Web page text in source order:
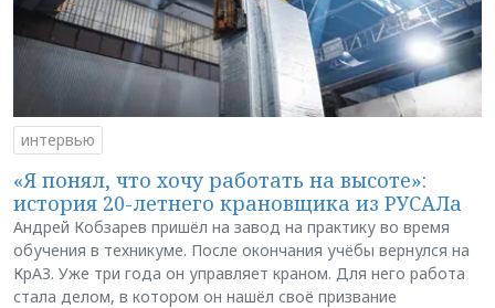
интервью
«Я понял, что хочу работать на высоте»:
история 20-летнего крановщика из РУСАЛа
Андрей Кобзарев пришёл на завод на практику во время
обучения в техникуме. После окончания учёбы вернулся на
КрАЗ. Уже три года он управляет краном. Для него работа
стала делом, в котором он нашёл своё призвание